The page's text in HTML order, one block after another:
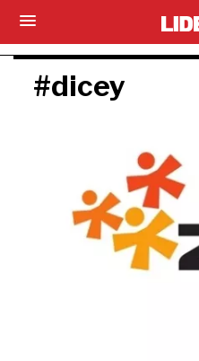
#dicey